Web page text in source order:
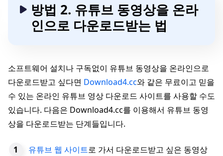
방법 2. 유튜브 동영상을 온라
인으로 다운로드받는 법
소프트웨어 설치나 구독없이 유튜브 동영상을 온라인으로
다운로드받고 싶다면 Download4.cc와 같은 무료이고 믿을
수 있는 온라인 유튜브 영상 다운로드 사이트를 사용할 수도
있습니다. 다음은 Download4.cc를 이용해서 유튜브 동영
상을 다운로드받는 단계들입니다.
유튜브 웹 사이트로 가서 다운로드받고 싶은 동영상